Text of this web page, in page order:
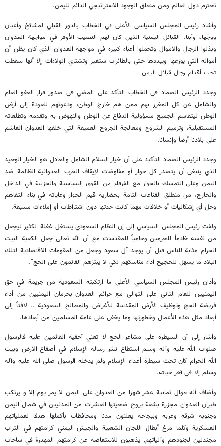
تحترم دول العالم ومن منطلق الوجود الاستراتيجي الدائم لليمن.
وأشاد رئيس المجلس السياسي الأعلى في الخطاب بالدور القبلي لمشائخ وأعيان
ووجهاء وأبناء القبائل اليمنية الذين كان لهم النصيب الأوفر في مواجهة العدوان
وبذلوا الرجال والأموال وتحملوا أعباء كبيرة في مواجهة العدوان الذي كان يظن أن
أمواله التي يوزعها ويبددها حتى بالطائرات ستغير وتشتري الولاءات إلا أنها سقطت
تحت أقدام رجال قبائل اليمن.
وجدد الرئيس الصماد في الخطاب التأكد على المضي في صدور قرار العفو العام
والشامل عن كل المغرر بهم ممن هم خارج الوطن، ودعوتهم للعودة إلى أرض
الوطن ليتقاسم الجميع مسؤولية الدفاع عن الوطن والنهوض به وتقدمه وتطلعاته
المستقبلية، وترميم الشروخ ومعالجة الجروح العميقة التي خلفها العدوان الغاشم
على بلادنا أرضاً وإنسانا.
وجدد الرئيس الصماد التأكيد على أن خيار السلام الشامل والعادل هو الخيار الوحيد
الذي ينبغي أن يتصدر كل حوار أو مفاوضات لإيقاف الحرب العدوانية الظالمة ضد
اليمن وعلى التمسك بالحوار مع الفرقاء من القوى السياسية والحزبية في الداخل
والخارج، من منطلق القناعات التامة بحضارية قيم الحوار وغاياته في بناء التفاهم
وحل أي إشكاليات أو خلافات مهما كانت حدتها دون اشتراطات أو إملاءات مسبقة.
ولفت رئيس المجلس السياسي إلى إن النظام السعودي يستغل غفلة الكثير ليجعل
من نفسه خادماً للحرمين وحامياً للمقدسات مع أن الله تعالى جعل الكعبة البيت
الحرام مثابة للناس قبل أن يوجد آل سعود وجعل من المقومات الاقتصادية لتلك
البلاد ما يسهل للحجيج أداء مناسكهم لكي لا يبتزهم القائمون على الحج”.
وأدان رئيس المجلس السياسي الأعلى ما ارتكبته السعودية من جريمة في حق
اليمنيين للعام الثاني على التوالي مع جرائم العدوان بحرمان اليمنيين من أداء
فريضة الحج وتوظيف الأرض المقدسة للأغراض والمصالح السعودية .. لافتاً إلى
أبعاد مثل هذه الأعمال وخطورتها وما يخفى على عامة المسلمين من أبعادها.
وأشار إلى أن السيطرة على مشاعر الحج لا تعني أحقية القائمين عليه فالرسول
صلوات الله عليه وآله وسلم استطاع نشر رسالة الإسلام في أصقاع الأرض وبيت
الله الحرام كان تحت سيطرة أعداء الإسلام ولم يدخله الرسول صلى الله عليه وآله
وسلم إلا في آخر حياته.
وأضاف أنه طوال ثمانية عشر شهرا من العدوان على اليمن لا يمر يوم إلا و يرتكب
طيران العدوان مجزرة بشعة يروح ضحيتها العشرات من المدنيين في شمال اليمن
وجنوبه شرقه وغربه وببجاحة يعلنون مدنا ومحافظات بأكملها هدفا لعملياتهم
العسكرية وكلما مرغ أبطال اللجان الشعبية والجيش اليمني كرامتهم في التراب
مجندلين لجنودهم وآلياتهم, يذهبون للاستعاضة عن كرامتهم المهدرة في ساحات